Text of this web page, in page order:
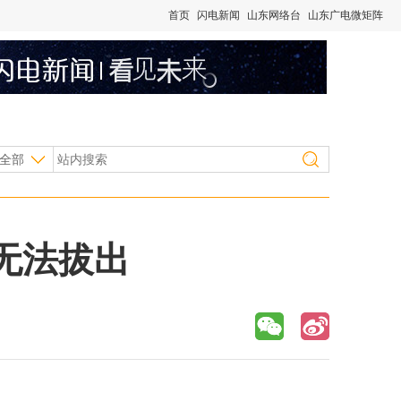
首页 闪电新闻 山东网络台 山东广电微矩阵
部
法拔出